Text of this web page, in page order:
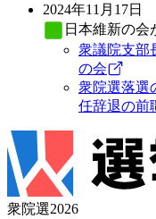
2024年11月17日
日本維新の会
衆議院支部
の会
衆院選落選
任辞退の前
衆院選2026